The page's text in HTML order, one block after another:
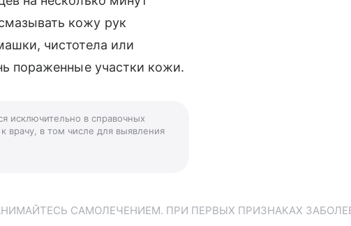
кожу рук
чистотела или
пораженные участки кожи.
исключительно в справочных
врачу, в том числе для выявления
САМОЛЕЧЕНИЕМ. ПРИ ПЕРВЫХ ПРИЗНАКАХ